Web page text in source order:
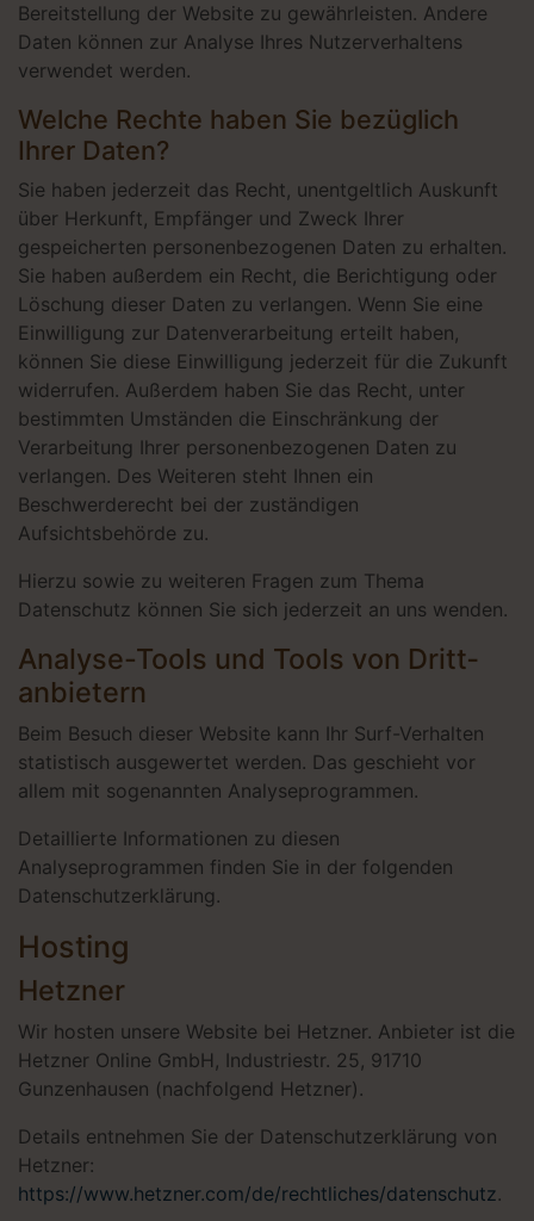
Bereitstellung der Website zu gewährleisten. Andere
Daten können zur Analyse Ihres Nutzerverhaltens
verwendet werden.
Welche Rechte haben Sie bezüglich
Ihrer Daten?
Sie haben jederzeit das Recht, unentgeltlich Auskunft
über Herkunft, Empfänger und Zweck Ihrer
gespeicherten personenbezogenen Daten zu erhalten.
Sie haben außerdem ein Recht, die Berichtigung oder
Löschung dieser Daten zu verlangen. Wenn Sie eine
Einwilligung zur Datenverarbeitung erteilt haben,
können Sie diese Einwilligung jederzeit für die Zukunft
widerrufen. Außerdem haben Sie das Recht, unter
bestimmten Umständen die Einschränkung der
Verarbeitung Ihrer personenbezogenen Daten zu
verlangen. Des Weiteren steht Ihnen ein
Beschwerderecht bei der zuständigen
Aufsichtsbehörde zu.
Hierzu sowie zu weiteren Fragen zum Thema
Datenschutz können Sie sich jederzeit an uns wenden.
Analyse-Tools und Tools von Dritt­
anbietern
Beim Besuch dieser Website kann Ihr Surf-Verhalten
statistisch ausgewertet werden. Das geschieht vor
allem mit sogenannten Analyseprogrammen.
Detaillierte Informationen zu diesen
Analyseprogrammen finden Sie in der folgenden
Datenschutzerklärung.
Hosting
Hetzner
Wir hosten unsere Website bei Hetzner. Anbieter ist die
Hetzner Online GmbH, Industriestr. 25, 91710
Gunzenhausen (nachfolgend Hetzner).
Details entnehmen Sie der Datenschutzerklärung von
Hetzner:
https://www.hetzner.com/de/rechtliches/datenschutz.